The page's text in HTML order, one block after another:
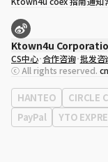
Ktown4u
代表
宋効珉
营业执照 120-87-71116
公司地址 首尔特别市 江
CS中心 合作咨询 批发咨
ⓒ All rights reserved.
HANTEO CIRCLE
PayPal
YTO